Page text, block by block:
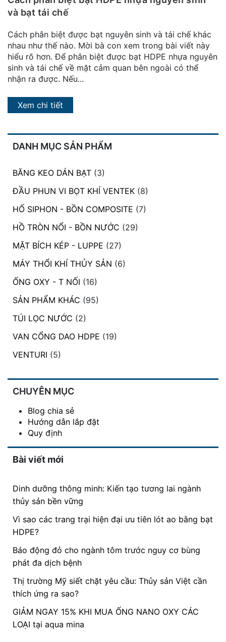
sẻ
hệ
DANH MỤC SẢN PHẨM
BĂNG KEO DÁN BẠT (3)
ĐẦU PHUN VI BỌT KHÍ VENTEK (8)
HỐ SIPHON - BỒN COMPOSITE (7)
HỒ TRÒN NỔI - BỒN NƯỚC (29)
MẶT BÍCH KÉP - LUPPE (27)
MÁY THỔI KHÍ THỦY SẢN (6)
ỐNG OXY - T NỐI (16)
SẢN PHẨM KHÁC (95)
TÚI LỌC NƯỚC (2)
VAN CỔNG DAO HDPE (19)
VENTURI (5)
CHUYÊN MỤC
Blog chia sẻ
Hướng dẫn lắp đặt
Quy định
Bài viết mới
Dinh dưỡng thông minh: Kiến tạo tương lai ngành
thủy sản bền vững
Vì sao các trang trại hiện đại ưu tiên lót ao bằng bạt
HDPE?
Báo động đỏ cho ngành tôm trước nguy cơ bùng
phát đa dịch bệnh
Thị trường Mỹ siết chặt yêu cầu: Thủy sản Việt cần
thích ứng ra sao?
GIẢM NGAY 15% KHI MUA ỐNG NANO OXY CÁC
LOẠI tại aqua mina
và bạt tái chế
Cách phân biệt được bạt nguyên sinh và tái chế khác
nhau như thế nào. Mời bà con xem trong bài viết này
hiểu rõ hơn. Để phân biệt được bạt HDPE nhựa nguyên
sinh và tái chế về mặt cảm quan bên ngoài có thể
nhận ra được. Nếu...
Xem chi tiết